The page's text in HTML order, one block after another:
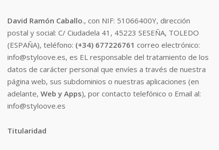
David Ramón Caballo., con NIF: 51066400Y, dirección
postal y social: C/ Ciudadela 41, 45223 SESEÑA, TOLEDO
(ESPAÑA), teléfono: (+34) 677226761 correo electrónico:
info@styloove.es, es EL responsable del tratamiento de los
datos de carácter personal que envíes a través de nuestra
página web, sus subdominios o nuestras aplicaciones (en
adelante, Web y Apps), por contacto telefónico o Email al:
info@styloove.es
Titularidad